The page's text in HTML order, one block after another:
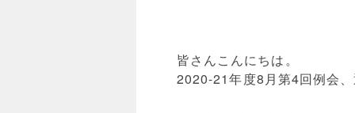
皆さんこんにちは。
2020-21年度8月第4回例会